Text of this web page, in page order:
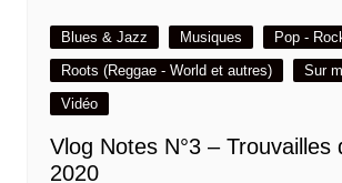
Blues & Jazz Musiques
Pop -
Roots (Reggae - World et autres)
Sur
Vidéo
Vlog Notes N°3 – Trouvailles
2020